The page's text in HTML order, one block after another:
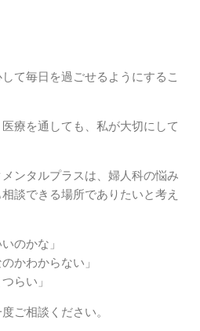
て毎日を過ごせるようにするこ
療を通しても、私が大切にして
ンタルプラスは、婦人科の悩み
談できる場所でありたいと考え
のかな」
かわからない」
らい」
ご相談ください。